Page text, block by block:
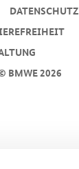
BMWE 2026
DA­TEN­SCHUTZ